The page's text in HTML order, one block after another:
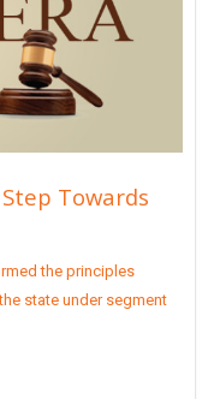
Towards
the principles
state under segment